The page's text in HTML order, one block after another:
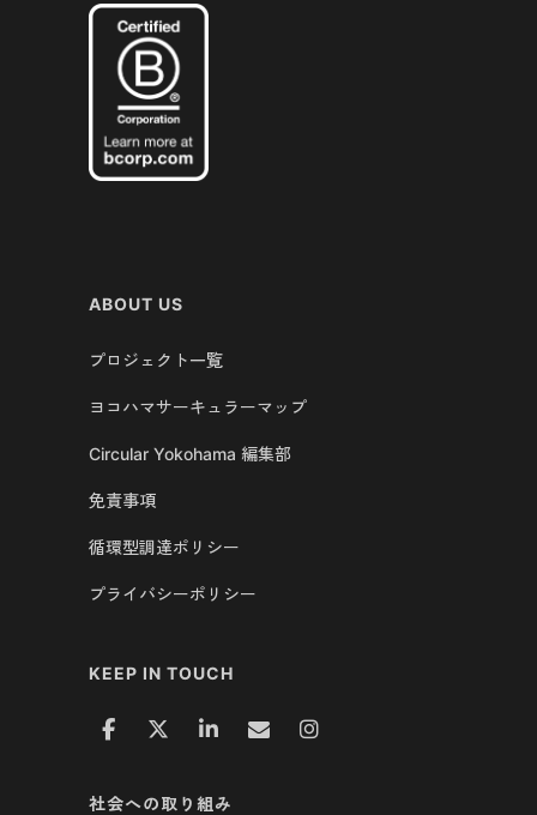
ABOUT US
プロジェクト一覧
ヨコハマサーキュラーマップ
Circular Yokohama 編集部
免責事項
循環型調達ポリシー
プライバシーポリシー
KEEP IN TOUCH
社会への取り組み